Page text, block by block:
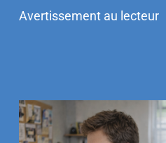
Avertissement au lecteur